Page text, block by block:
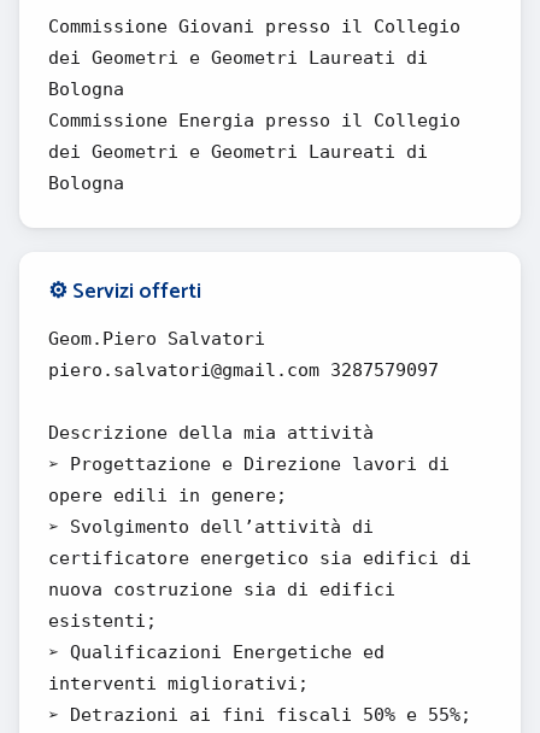
Commissione Giovani presso il Collegio
dei Geometri e Geometri Laureati di
Bologna
Commissione Energia presso il Collegio
dei Geometri e Geometri Laureati di
Bologna
⚙️ Servizi offerti
Geom.Piero Salvatori
piero.salvatori@gmail.com 3287579097
Descrizione della mia attività
➢ Progettazione e Direzione lavori di
opere edili in genere;
➢ Svolgimento dell’attività di
certificatore energetico sia edifici di
nuova costruzione sia di edifici
esistenti;
➢ Qualificazioni Energetiche ed
interventi migliorativi;
➢ Detrazioni ai fini fiscali 50% e 55%;